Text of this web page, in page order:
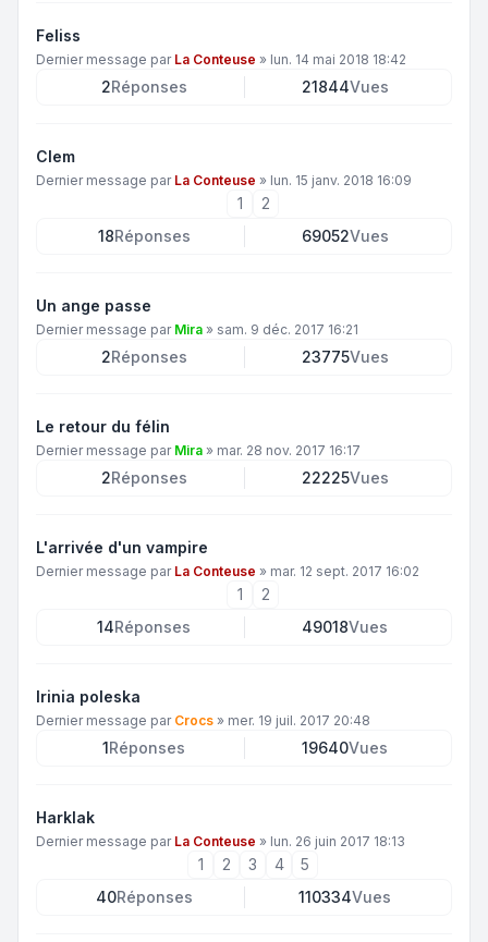
Feliss
Dernier message par La Conteuse » lun. 14 mai 2018 18:42
2Réponses 21844Vues
Clem
Dernier message par La Conteuse » lun. 15 janv. 2018 16:09
1
2
18Réponses 69052Vues
Un ange passe
Dernier message par Mira » sam. 9 déc. 2017 16:21
2Réponses 23775Vues
Le retour du félin
Dernier message par Mira » mar. 28 nov. 2017 16:17
2Réponses 22225Vues
L'arrivée d'un vampire
Dernier message par La Conteuse » mar. 12 sept. 2017 16:02
1
2
14Réponses 49018Vues
Irinia poleska
Dernier message par Crocs » mer. 19 juil. 2017 20:48
1Réponses 19640Vues
Harklak
Dernier message par La Conteuse » lun. 26 juin 2017 18:13
1 2 3 4
5
40Réponses 110334Vues